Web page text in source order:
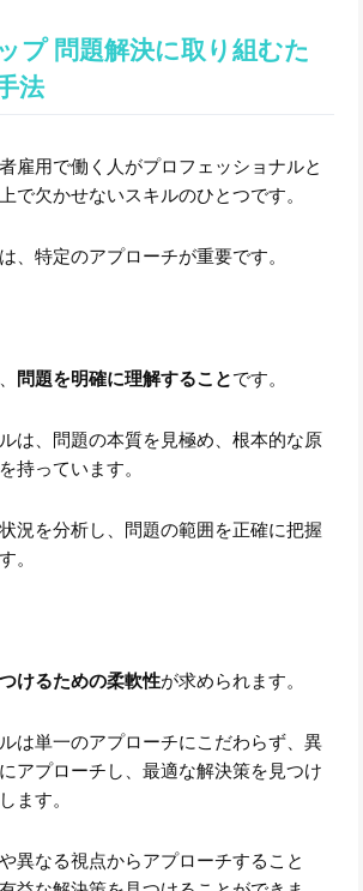
プ 問題解決に取り組むた
法
雇用で働く人がプロフェッショナルと
で欠かせないスキルのひとつです。
、特定のアプローチが重要です。
問題を明確に理解することです。
は、問題の本質を見極め、根本的な原
持っています。
況を分析し、問題の範囲を正確に把握
。
けるための柔軟性が求められます。
は単一のアプローチにこだわらず、異
アプローチし、最適な解決策を見つけ
ます。
異なる視点からアプローチすること